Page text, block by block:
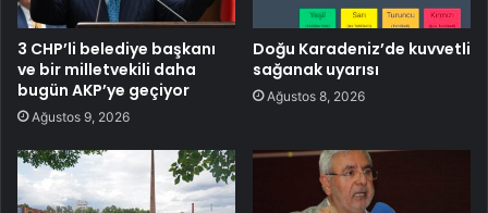
3 CHP’li belediye başkanı
ve bir milletvekili daha
bugün AKP’ye geçiyor
Ağustos 9, 2026
Doğu Karadeniz’de kuvvetli
sağanak uyarısı
Ağustos 8, 2026